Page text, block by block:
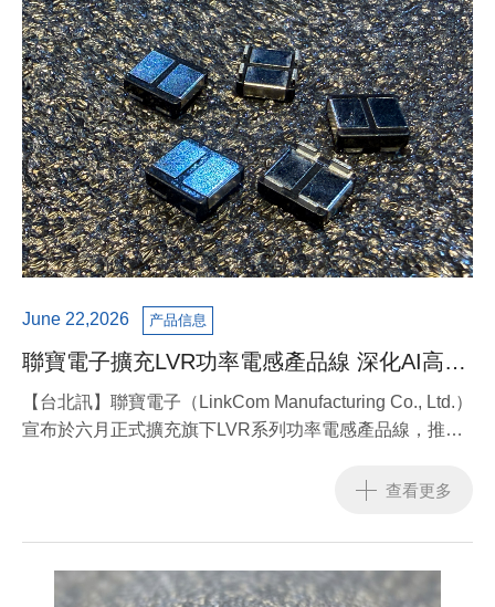
June 22,2026 产品信息
聯寶電子擴充LVR功率電感產品線 深化AI高效
能電源應用布局
【台北訊】聯寶電子（LinkCom Manufacturing Co., Ltd.）
宣布於六月正式擴充旗下LVR系列功率電感產品線，推出
的技術深度，並持續對應AI伺服器與高效能運算（HPC）
查看更多